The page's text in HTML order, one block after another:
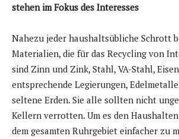
stehen im Fokus des Interesses
Nahezu jeder haushaltsübliche Schrott
Materialien, die für das Recycling von
sind Zinn und Zink, Stahl, VA-Stahl,
entsprechende Legierungen,
seltene Erden. Sie alle sollten nicht
Kellern verrotten. Um es den
dem gesamten Ruhrgebiet einfacher zu